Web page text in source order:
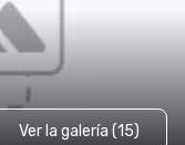
Ver la galería (15)